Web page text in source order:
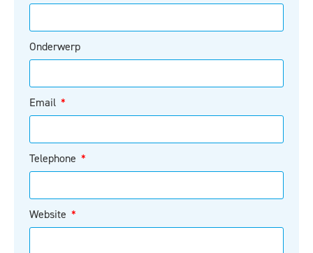
Onderwerp
Email
Telephone
Website